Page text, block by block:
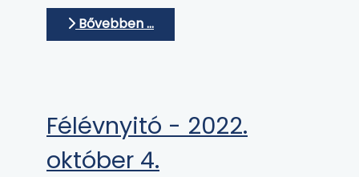
Bővebben …
Félévnyitó - 2022.
október 4.